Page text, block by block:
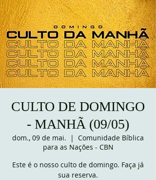
CULTO DE DOMINGO
- MANHÃ (09/05)
dom., 09 de mai.
  |
Comunidade Bíblica
para as Nações - CBN
Este é o nosso culto de domingo. Faça já
sua reserva.